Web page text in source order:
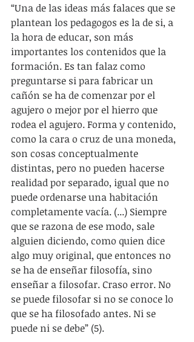
“Una de las ideas más falaces que se
plantean los pedagogos es la de si, a
la hora de educar, son más
importantes los contenidos que la
formación. Es tan falaz como
preguntarse si para fabricar un
cañón se ha de comenzar por el
agujero o mejor por el hierro que
rodea el agujero. Forma y contenido,
como la cara o cruz de una moneda,
son cosas conceptualmente
distintas, pero no pueden hacerse
realidad por separado, igual que no
puede ordenarse una habitación
completamente vacía. (...) Siempre
que se razona de ese modo, sale
alguien diciendo, como quien dice
algo muy original, que entonces no
se ha de enseñar filosofía, sino
enseñar a filosofar. Craso error. No
se puede filosofar si no se conoce lo
que se ha filosofado antes. Ni se
puede ni se debe” (5).